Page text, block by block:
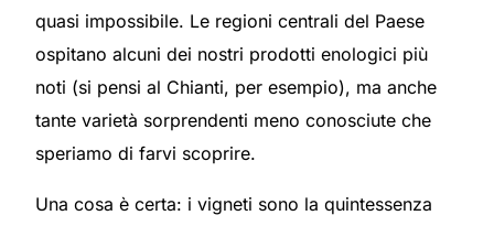
quasi impossibile. Le regioni centrali del Paese
ospitano alcuni dei nostri prodotti enologici più
noti (si pensi al Chianti, per esempio), ma anche
tante varietà sorprendenti meno conosciute che
speriamo di farvi scoprire.
Una cosa è certa: i vigneti sono la quintessenza